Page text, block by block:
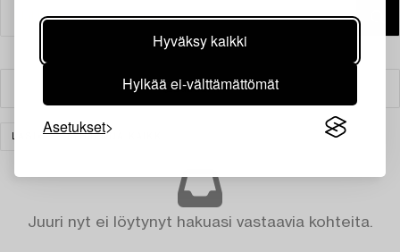
Hyväksy kaikki
Hylkää ei-välttämättömät
Asetukset
Suodatin
TYHJENNÄ KAIKKI
Juuri nyt ei löytynyt hakuasi vastaavia kohteita.